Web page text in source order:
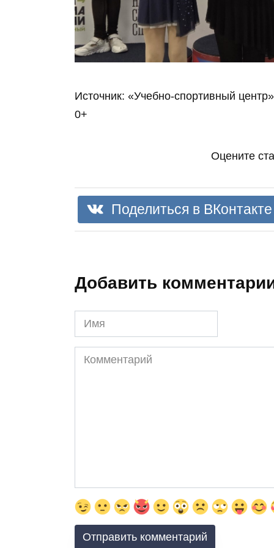
Источник: «Учебно-спортивный центр»
0+
Оцените
Поделиться в ВКонтакте
Добавить
Имя
Комментарий